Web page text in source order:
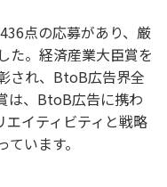
点の応募があり、厳
た。経済産業大臣賞を
され、BtoB広告界全
は、BtoB広告に携わ
エイティビティと戦略
います。